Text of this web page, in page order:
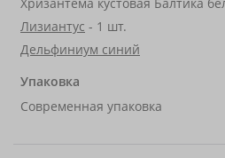
Лизиантус - 1 шт.
Дельфиниум синий
Упаковка
Современная упаковка